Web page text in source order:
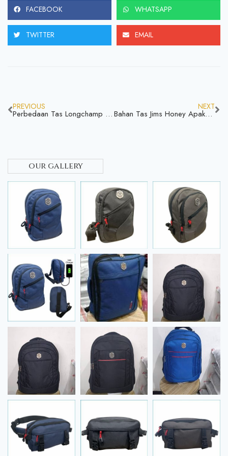
FACEBOOK WHATSAPP
TWITTER EMAIL
PREVIOUS
Perbedaan Tas Longchamp Asli dan Palsu! Yuk Simak Agar Tidak Salah Pilih
NEXT
Bahan Tas Jims Honey Apakah Sangat Berkualitas Yuk Kita Cek
our gallery